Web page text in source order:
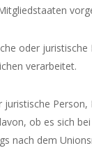
oder
verarbeitet.
ob es sich
nach dem